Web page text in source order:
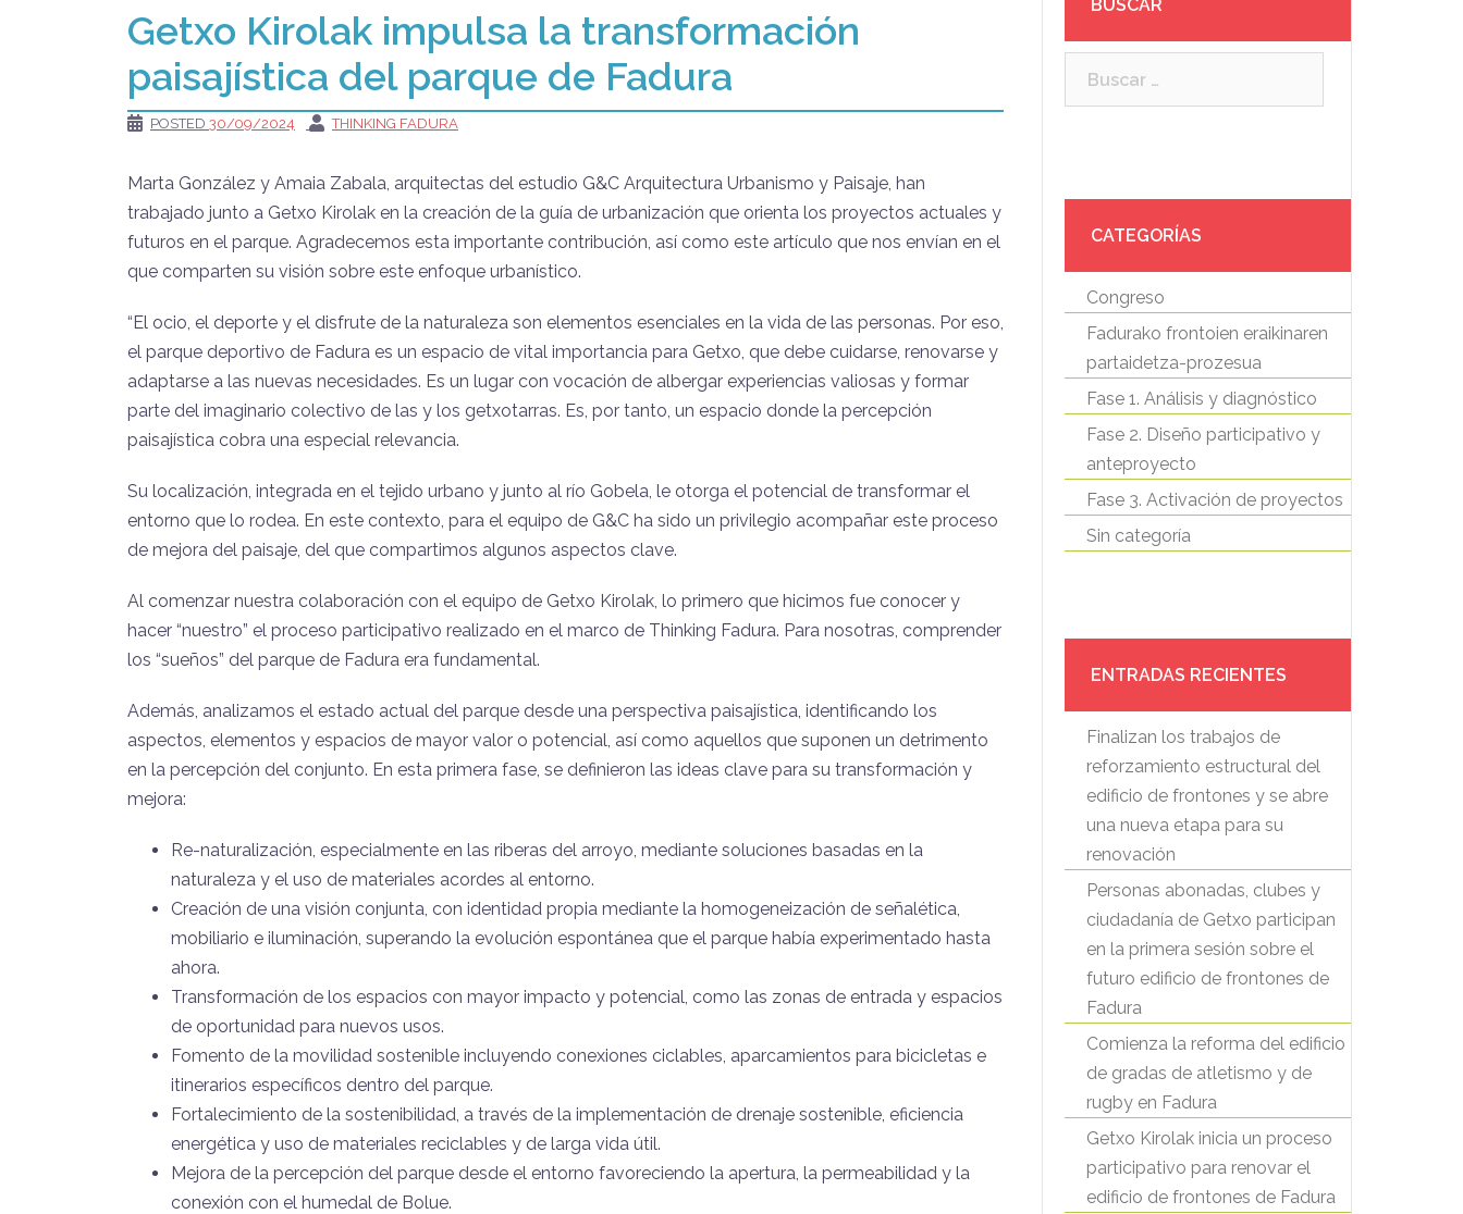
Getxo Kirolak impulsa la transformación
paisajística del parque de Fadura
POSTED 30/09/2024 THINKING FADURA
Marta González y Amaia Zabala, arquitectas del estudio G&C Arquitectura Urbanismo y Paisaje, han
trabajado junto a Getxo Kirolak en la creación de la guía de urbanización que orienta los proyectos actuales y
futuros en el parque. Agradecemos esta importante contribución, así como este artículo que nos envían en el
que comparten su visión sobre este enfoque urbanístico.
“El ocio, el deporte y el disfrute de la naturaleza son elementos esenciales en la vida de las personas. Por eso,
el parque deportivo de Fadura es un espacio de vital importancia para Getxo, que debe cuidarse, renovarse y
adaptarse a las nuevas necesidades. Es un lugar con vocación de albergar experiencias valiosas y formar
parte del imaginario colectivo de las y los getxotarras. Es, por tanto, un espacio donde la percepción
paisajística cobra una especial relevancia.
Su localización, integrada en el tejido urbano y junto al río Gobela, le otorga el potencial de transformar el
entorno que lo rodea. En este contexto, para el equipo de G&C ha sido un privilegio acompañar este proceso
de mejora del paisaje, del que compartimos algunos aspectos clave.
Al comenzar nuestra colaboración con el equipo de Getxo Kirolak, lo primero que hicimos fue conocer y
hacer “nuestro” el proceso participativo realizado en el marco de Thinking Fadura. Para nosotras, comprender
los “sueños” del parque de Fadura era fundamental.
Además, analizamos el estado actual del parque desde una perspectiva paisajística, identificando los
aspectos, elementos y espacios de mayor valor o potencial, así como aquellos que suponen un detrimento
en la percepción del conjunto. En esta primera fase, se definieron las ideas clave para su transformación y
mejora:
Re-naturalización, especialmente en las riberas del arroyo, mediante soluciones basadas en la
naturaleza y el uso de materiales acordes al entorno.
Creación de una visión conjunta, con identidad propia mediante la homogeneización de señalética,
mobiliario e iluminación, superando la evolución espontánea que el parque había experimentado hasta
ahora.
Transformación de los espacios con mayor impacto y potencial, como las zonas de entrada y espacios
de oportunidad para nuevos usos.
Fomento de la movilidad sostenible incluyendo conexiones ciclables, aparcamientos para bicicletas e
itinerarios específicos dentro del parque.
Fortalecimiento de la sostenibilidad, a través de la implementación de drenaje sostenible, eficiencia
energética y uso de materiales reciclables y de larga vida útil.
Mejora de la percepción del parque desde el entorno favoreciendo la apertura, la permeabilidad y la
conexión con el humedal de Bolue.
BUSCAR
CATEGORÍAS
Congreso
Fadurako frontoien eraikinaren
partaidetza-prozesua
Fase 1. Análisis y diagnóstico
Fase 2. Diseño participativo y
anteproyecto
Fase 3. Activación de proyectos
Sin categoría
ENTRADAS RECIENTES
Finalizan los trabajos de
reforzamiento estructural del
edificio de frontones y se abre
una nueva etapa para su
renovación
Personas abonadas, clubes y
ciudadanía de Getxo participan
en la primera sesión sobre el
futuro edificio de frontones de
Fadura
Comienza la reforma del edificio
de gradas de atletismo y de
rugby en Fadura
Getxo Kirolak inicia un proceso
participativo para renovar el
edificio de frontones de Fadura